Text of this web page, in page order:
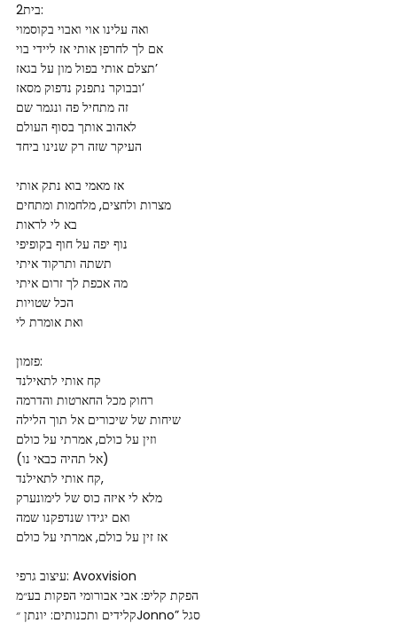
בית2:
ואה עלינו אוי ואבוי בקוסמוי
אם לך לחרפן אותי אז ליידי בוי
תצלם אותי בפול מון על בגאז’
ובבוקר נתפנק נדפוק מסאז’
זה מתחיל פה ונגמר שם
לאהוב אותך בסוף העולם
העיקר שזה רק שנינו ביחד
אז מאמי בוא נתק אותי
מצרות ולחצים, מלחמות ומתחים
בא לי לראות
נוף יפה על חוף בקופיפי
תשתה ותרקוד איתי
מה אכפת לך זרום איתי
הכל שטויות
ואת אומרת לי
פזמון:
קח אותי לתאילנד
רחוק מכל החארטות והדרמה
שיחות של שיכורים אל תוך הלילה
וזין על כולם, אמרתי על כולם
(אל תהיה כבאי נו)
קח אותי לתאילנד,
מלא לי איזה כוס של לימונערק
ואם יגידו שנדפקנו שמה
אז זין על כולם, אמרתי על כולם
עיצוב גרפי: Avoxvision
הפקת קליפ: אבי אבורומי הפקות בע״מ
קלידים ותכנותים: יונתן ״Jonno” סגל